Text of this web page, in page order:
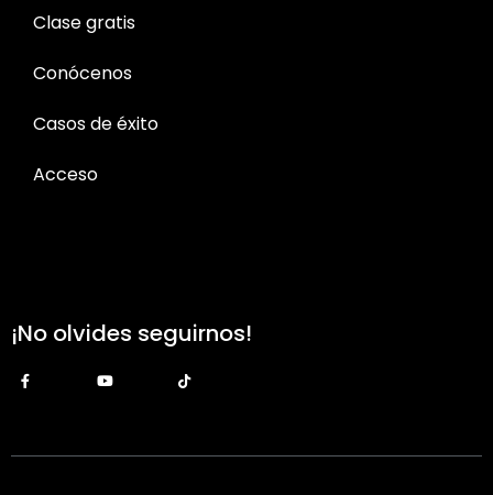
Clase gratis
Conócenos
Casos de éxito
Acceso
¡No olvides seguirnos!